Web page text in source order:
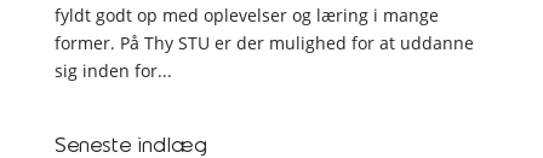
fyldt godt op med oplevelser og læring i mange
former. På Thy STU er der mulighed for at uddanne
sig inden for...
Seneste indlæg